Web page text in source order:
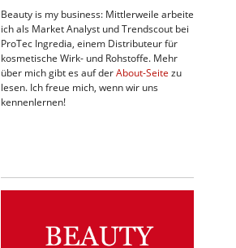
Beauty is my business: Mittlerweile arbeite
ich als Market Analyst und Trendscout bei
ProTec Ingredia, einem Distributeur für
kosmetische Wirk- und Rohstoffe. Mehr
über mich gibt es auf derAbout-Seite zu
lesen. Ich freue mich, wenn wir uns
kennenlernen!